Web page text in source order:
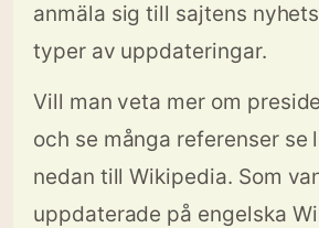
anmäla sig till sajtens
typer av uppdateringar.
Vill man veta mer om
och se många referenser se
nedan till Wikipedia. Som
uppdaterade på engelska